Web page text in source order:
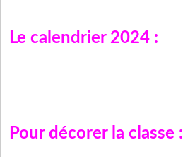
Le calendrier 2024 :
Pour décorer la classe :